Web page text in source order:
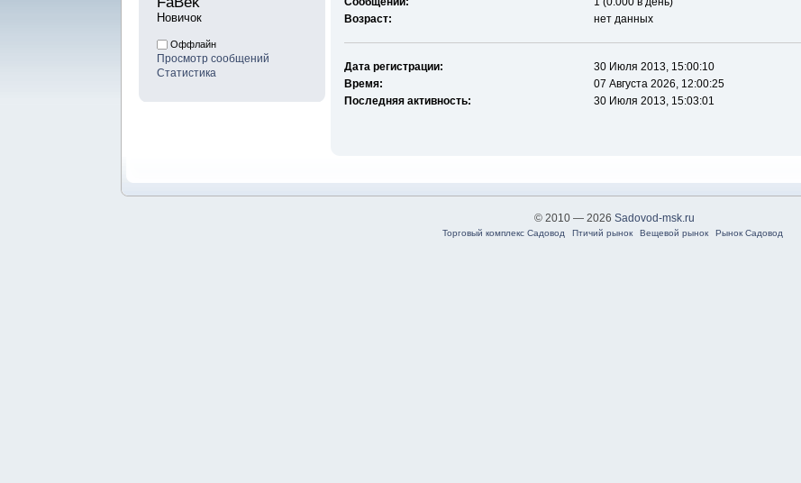
Новичок
Оффлайн
Просмотр сообщений
Статистика
Возраст:
нет данных
Дата регистрации:
30 Июля 2013, 15:00:10
Время:
07 Августа 2026, 12:00:25
Последняя активность:
30 Июля 2013, 15:03:01
© 2010 — 2026 Sadovod-msk.ru
Торговый комплекс Садовод Птичий рынок Вещевой рынок Рынок Садовод